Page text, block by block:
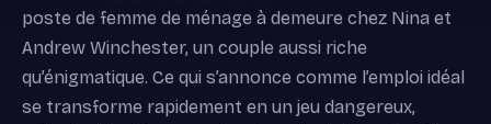
poste de femme de ménage à demeure chez Nina et
Andrew Winchester, un couple aussi riche
qu’énigmatique. Ce qui s’annonce comme l’emploi idéal
se transforme rapidement en un jeu dangereux,